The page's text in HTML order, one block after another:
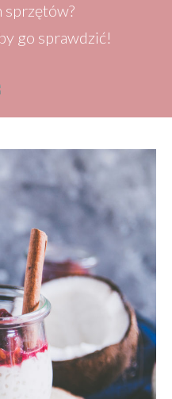
sprzętów?
go sprawdzić!